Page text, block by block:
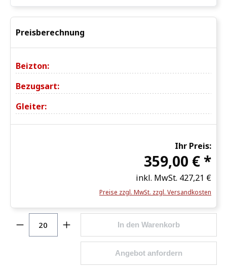
Preisberechnung
Beizton:
Bezugsart:
Gleiter:
Ihr Preis:
359,00 € *
inkl. MwSt. 427,21 €
Preise zzgl. MwSt. zzgl. Versandkosten
Produkt Anzahl: Gib den gewünschten Wert
In den Warenkorb
Angebot anfordern